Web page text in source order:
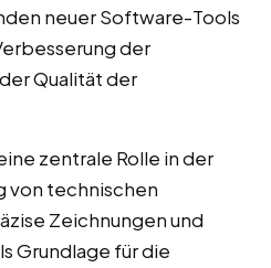
neuer Software-Tools
der
Qualität der
zentrale Rolle in der
von technischen
Zeichnungen und
Grundlage für die